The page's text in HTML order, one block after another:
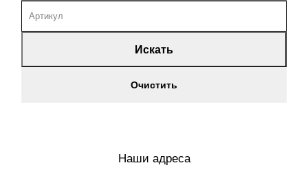
Искать
Очистить
Наши адреса